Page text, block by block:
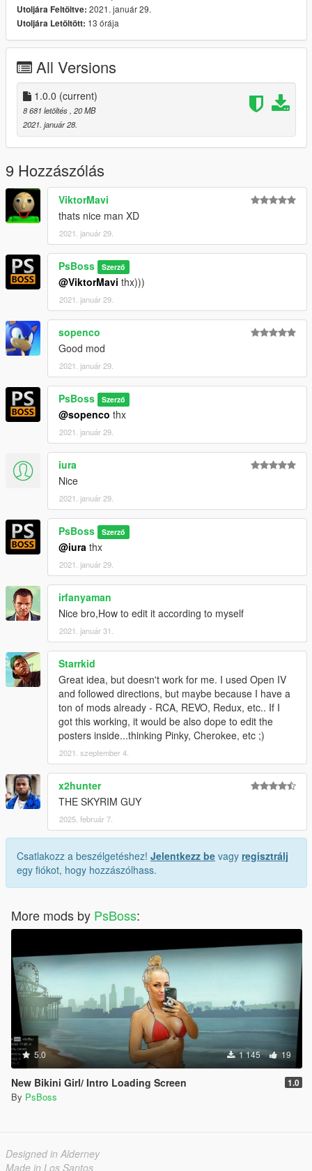
Utoljára Feltöltve: 2021. január 29.
Utoljára Letöltött: 13 órája
All Versions
1.0.0 (current)
8 681 letöltés , 20 MB
2021. január 28.
9 Hozzászólás
ViktorMavi
thats nice man XD
2021. január 29.
PsBoss Szerző
@ViktorMavi thx)))
2021. január 29.
sopenco
Good mod
2021. január 29.
PsBoss Szerző
@sopenco thx
2021. január 29.
iura
Nice
2021. január 29.
PsBoss Szerző
@iura thx
2021. január 29.
irfanyaman
Nice bro,How to edit it according to myself
2021. január 31.
Starrkid
Great idea, but doesn't work for me. I used Open IV
and followed directions, but maybe because I have a
ton of mods already - RCA, REVO, Redux, etc.. If I
got this working, it would be also dope to edit the
posters inside...thinking Pinky, Cherokee, etc ;)
2021. szeptember 4.
x2hunter
THE SKYRIM GUY
2025. február 7.
Csatlakozz a beszélgetéshez! Jelentkezz be vagy regisztrálj
egy fiókot, hogy hozzászólhass.
More mods by PsBoss:
5.0 1 145 19
New Bikini Girl/ Intro Loading Screen 1.0
By PsBoss
Designed in Alderney
Made in Los Santos